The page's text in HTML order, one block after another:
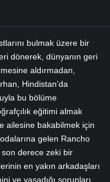
bulmak üzere bir
dönerek, dünyanın geri
aldırmadan,
Hindistan’da
bu bölüme
eğitimi almak
ailesine bakabilmek için
gelen Rancho
derece zeki bir
en yakın arkadaşları
ve yaşadığı sorunları